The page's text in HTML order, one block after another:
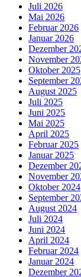
Juli 2026
Mai 2026
Februar 2026
Januar 2026
Dezember
November
Oktober 2025
September
August 2025
Juli 2025
Juni 2025
Mai 2025
April 2025
Februar 2025
Januar 2025
Dezember
November
Oktober 2024
September
August 2024
Juli 2024
Juni 2024
April 2024
Februar 2024
Januar 2024
Dezember